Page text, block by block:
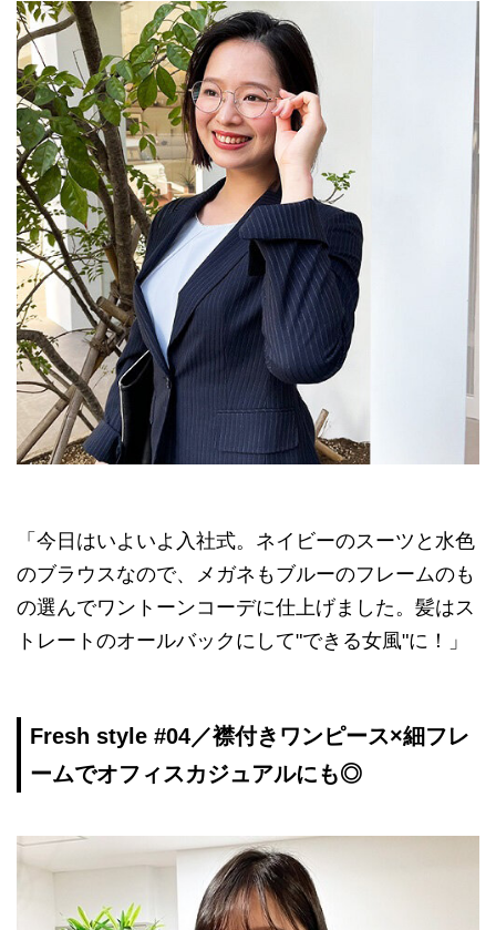
「今日はいよいよ入社式。ネイビーのスーツと水色
のブラウスなので、メガネもブルーのフレームのも
の選んでワントーンコーデに仕上げました。髪はス
トレートのオールバックにして"できる女風"に！」
Fresh style #04／襟付きワンピース×細フレ
ームでオフィスカジュアルにも◎